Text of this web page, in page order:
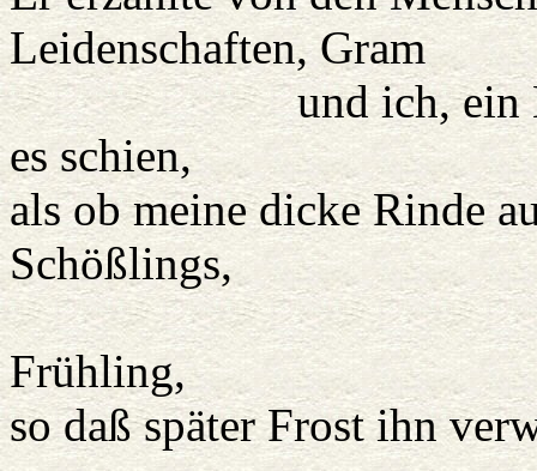
Leidenschaften, Gram
und ich, ein Baum,
es schien,
als ob meine dicke Rinde
Schößlings,
der zu
Frühling,
so daß später Frost ihn